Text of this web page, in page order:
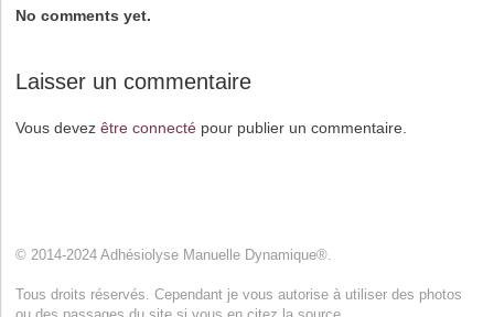
No comments yet.
Laisser un commentaire
Vous devez être connecté pour publier un commentaire.
© 2014-2024 Adhésiolyse Manuelle Dynamique®.
Tous droits réservés. Cependant je vous autorise à utiliser des photos